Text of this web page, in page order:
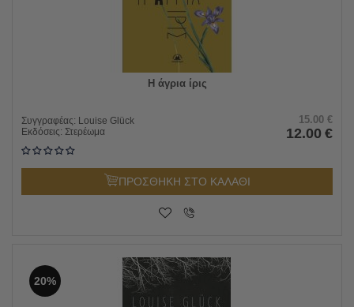
Η άγρια ίρις
Συγγραφέας: Louise Glück
Εκδόσεις: Στερέωμα
15.00 €
12.00 €
ΠΡΟΣΘΗΚΗ ΣΤΟ ΚΑΛΑΘΙ
20%